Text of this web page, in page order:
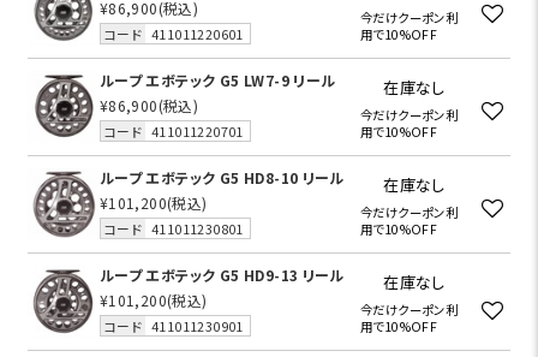
¥86,900(税込)
コード 411011220601
今だけクーポン利
用で10%OFF
ループ エボテック G5 LW7-9 リール
¥86,900(税込)
コード 411011220701
在庫なし
今だけクーポン利
用で10%OFF
ループ エボテック G5 HD8-10 リール
¥101,200(税込)
コード 411011230801
在庫なし
今だけクーポン利
用で10%OFF
ループ エボテック G5 HD9-13 リール
¥101,200(税込)
コード 411011230901
在庫なし
今だけクーポン利
用で10%OFF